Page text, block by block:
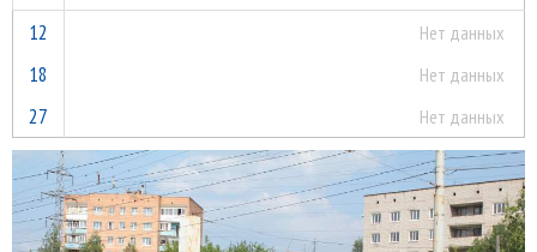
12
Нет данных
18 Нет данных
27 Нет данных